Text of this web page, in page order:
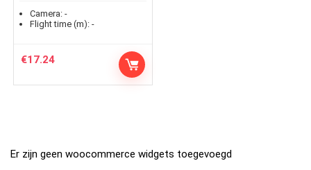
Camera: -
Flight time (m): -
€17.24
Er zijn geen woocommerce widgets toegevoegd